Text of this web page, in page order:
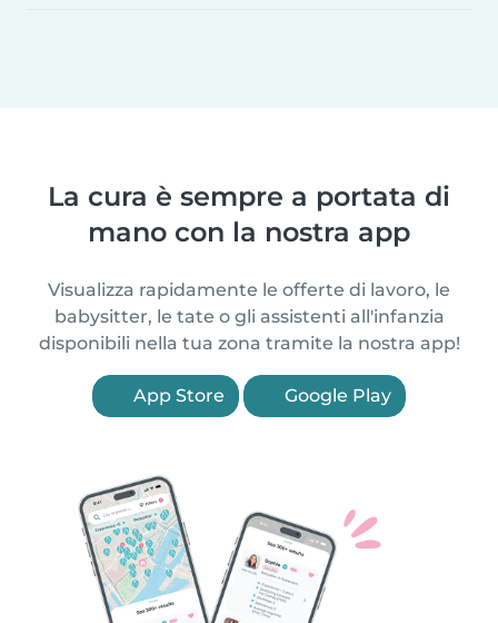
La cura è sempre a portata di
mano con la nostra app
Visualizza rapidamente le offerte di lavoro, le
babysitter, le tate o gli assistenti all'infanzia
disponibili nella tua zona tramite la nostra app!
App Store Google Play